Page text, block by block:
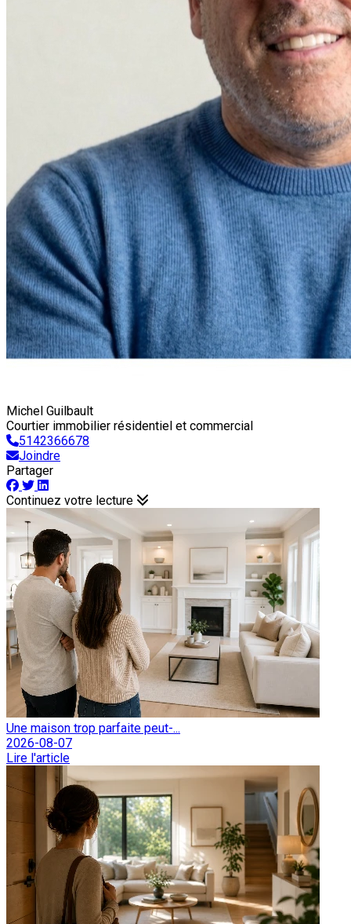
Michel Guilbault
Courtier immobilier résidentiel et commercial
5142366678
Joindre
Partager
Continuez votre lecture
Une maison trop parfaite peut-...
2026-08-07
Lire l'article